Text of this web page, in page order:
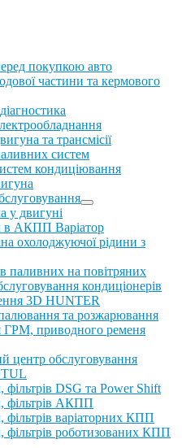
покупкою авто
частини та кермового
та трансмісії
систем
кондиціювання
у двигуні
в АКПП Варіатор
охолоджуючої рідини з
паливних на повітряних
кондиціонерів
3D HUNTER
та розжарювання
ГРМ, приводного ременя
центр обслуговування
фільтрів DSG та Power Shift
фільтрів АКПП
фільтрів варіаторних КПП
фільтрів роботизованих КПП